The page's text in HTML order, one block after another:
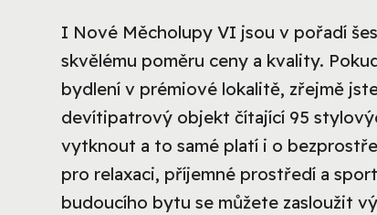
I Nové Měcholupy VI jsou v pořadí
skvělému poměru ceny a kvality.
bydlení v prémiové lokalitě, zřejmě
devítipatrový objekt čítající 95
vytknout a to samé platí i o
pro relaxaci, příjemné prostředí a
budoucího bytu se můžete zasloužit